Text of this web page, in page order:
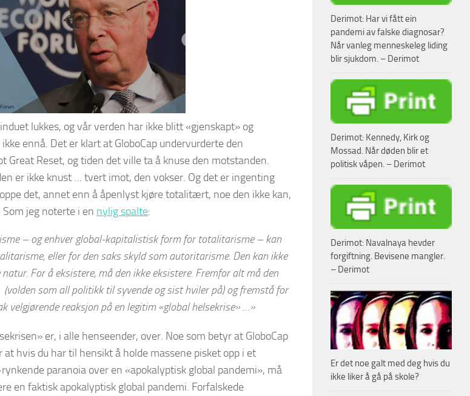
lukkes, og vår verden har ikke blitt «gjenskapt» og
ennå. Det er klart at GloboCap undervurderte den
Great Reset, og tiden det ville ta å knuse den motstanden.
er ikke knust … tvert imot, den vokser. Og det er ingenting
det, annet enn å åpenlyst kjøre totalitært, noe den ikke kan,
jeg noterte i en nylig spalte:
– og enhver global-kapitalistisk form for totalitarisme – kan
eller for den saks skyld som autoritarisme. Den kan ikke
For å eksistere, må den ikke eksistere. Fremfor alt må den
(volden som all politikk til syvende og sist hviler på) og fremstå for
velgjørende reaksjon på en legitim «global helsekrise» …»
er, i alle henseender, over. Noe som betyr at GloboCap
at hvis du har til hensikt å holde massene pisket opp i et
paranoia over en «apokalyptisk global pandemi», må
en faktisk apokalyptisk global pandemi. Forfalskede
Derimot: Har vi fått ein
pandemi av falske diagnosar?
Når vanleg menneskeleg liding
blir sjukdom. – Derimot
Derimot: Kennedy, Kirk og
Mossad. Når døden blir et
politisk våpen. – Derimot
Derimot: Navalnaya hevder
forgiftning. Bevisene mangler.
– Derimot
Er det noe galt med deg hvis du
ikke liker å gå på skole?